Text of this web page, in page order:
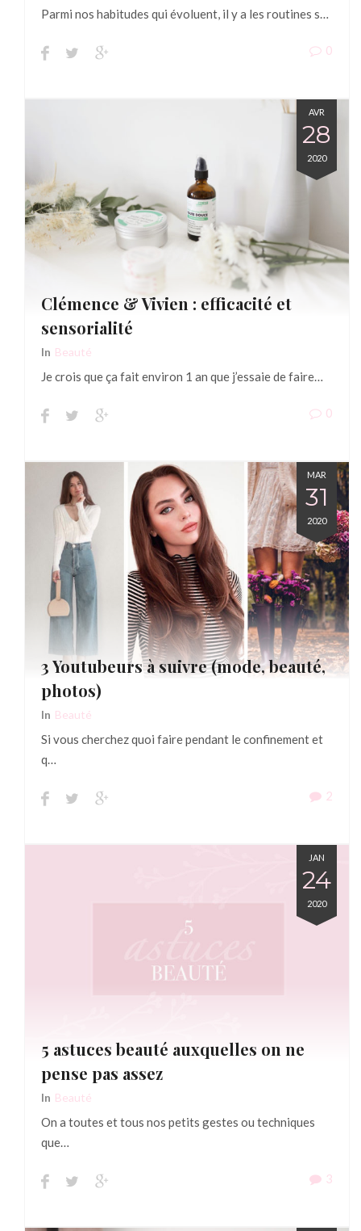
Parmi nos habitudes qui évoluent, il y a les routines s…
0
AVR
28
2020
Clémence & Vivien : efficacité et
sensorialité
In Beauté
Je crois que ça fait environ 1 an que j’essaie de faire…
0
MAR
31
2020
3 Youtubeurs à suivre (mode, beauté,
photos)
In Beauté
Si vous cherchez quoi faire pendant le confinement et
q…
2
JAN
24
2020
5 astuces beauté auxquelles on ne
pense pas assez
In Beauté
On a toutes et tous nos petits gestes ou techniques
que…
3